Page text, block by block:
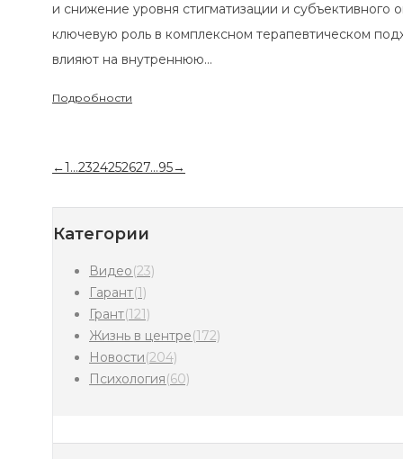
и снижение уровня стигматизации и субъективного
ключевую роль в комплексном терапевтическом подходе к
влияют на внутреннюю…
Подробности
24252627…95→
Категории
Видео (23)
Гарант
(1)
(121)
Жизнь в центре(172)
Новости(204)
Психология(60)